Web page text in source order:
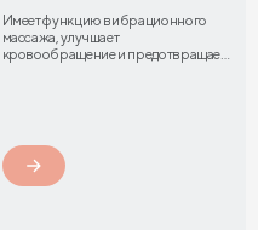
Имеет функцию вибрационного
массажа, улучшает
кровообращение и предотвращает